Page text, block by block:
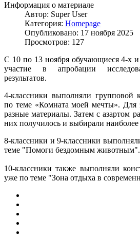
Информация о материале
Автор: Super User
Категория: Homepage
Опубликовано: 17 ноября 2025
Просмотров: 127
С 10 по 13 ноября обучающиеся 4-х
участие в апробации
результатов.
4-классники выполняли групповой
по теме «Комната моей мечты». Для
разные материалы. Затем с азартом
них получилось и выбирали
8-классники и 9-классники
теме "Помоги бездомным животным".
10-классники также выполняли
уже по теме "Зона отдыха в